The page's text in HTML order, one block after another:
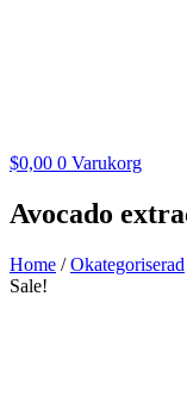
$0,00 0 Varukorg
Avocado
Home /Okategoriserad
Sale!